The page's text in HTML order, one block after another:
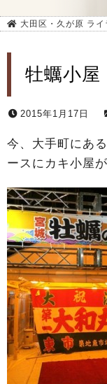
大田区・久が原 ラ
牡蠣小屋
2015年1月17日
今、大手町にあ
ースにカキ小屋